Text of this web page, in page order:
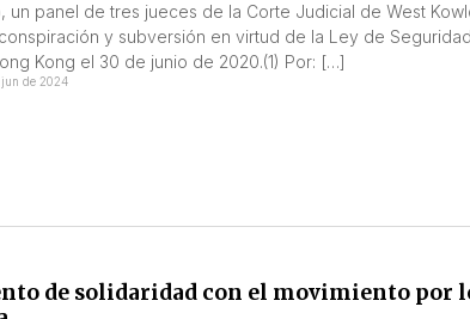
un panel de tres jueces de la Corte Judicial de West
y subversión en virtud de la Ley de
Kong el 30 de junio ​​de 2020.(1) Por: […]
jun de 2024
de solidaridad con el movimiento por